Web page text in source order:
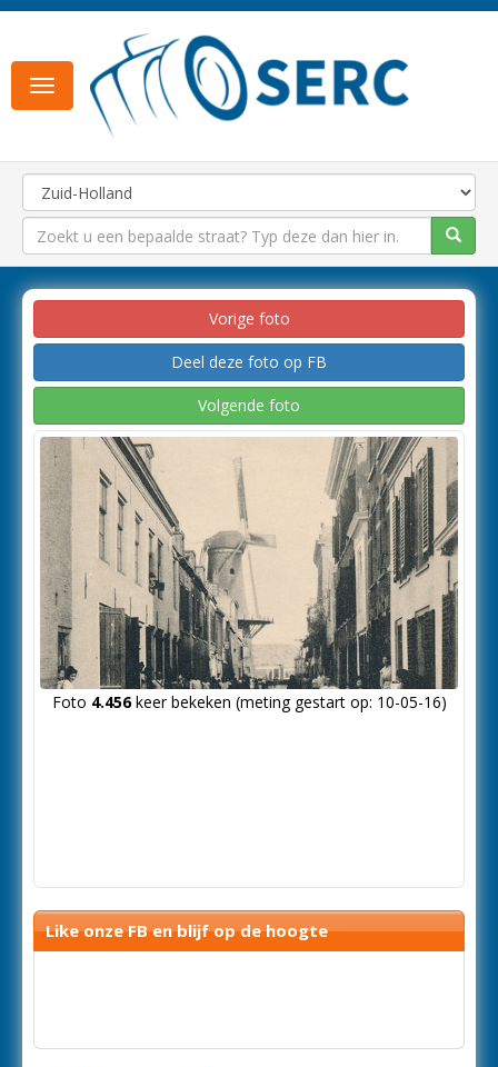
Toggle
navigation
Vorige foto
Deel deze foto op FB
Volgende foto
Foto 4.456keer bekeken (meting gestart op: 10-05-16)
Like onze FB en blijf op de hoogte